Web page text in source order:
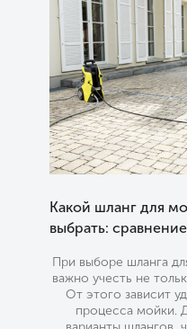
Какой шланг для
выбрать:
При выборе шланга
важно учесть не
От этого зависит
процесса мойки.